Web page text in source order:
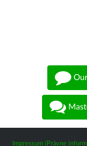
Impressum (Právne